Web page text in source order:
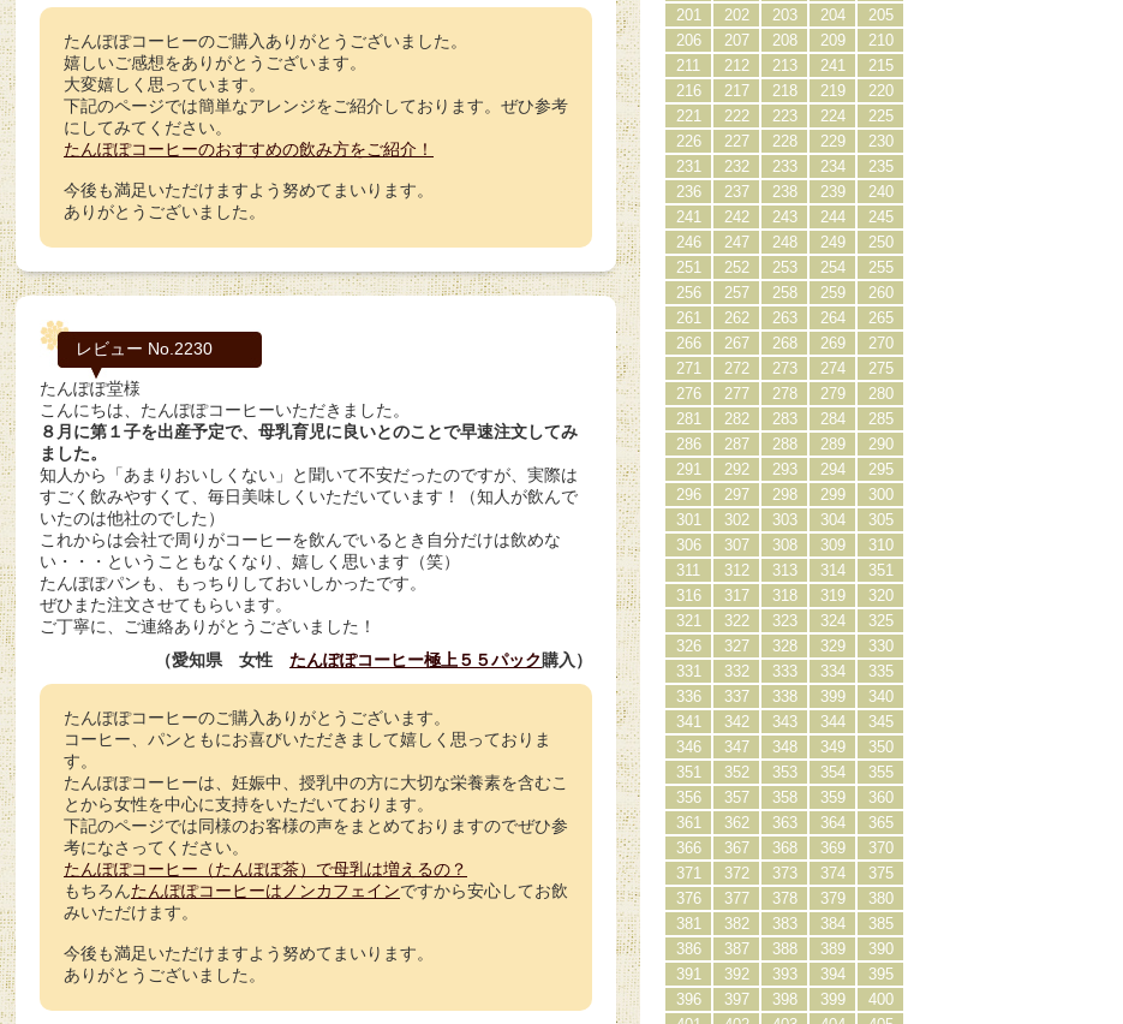
たんぽぽコーヒーのご購入ありがとうございました。
嬉しいご感想をありがとうございます。
大変嬉しく思っています。
下記のページでは簡単なアレンジをご紹介しております。ぜひ参考
にしてみてください。
たんぽぽコーヒーのおすすめの飲み方をご紹介！
今後も満足いただけますよう努めてまいります。
ありがとうございました。
レビュー No.2230
たんぽぽ堂様
こんにちは、たんぽぽコーヒーいただきました。
８月に第１子を出産予定で、母乳育児に良いとのことで早速注文してみ
ました。
知人から「あまりおいしくない」と聞いて不安だったのですが、実際は
すごく飲みやすくて、毎日美味しくいただいています！（知人が飲んで
いたのは他社のでした）
これからは会社で周りがコーヒーを飲んでいるとき自分だけは飲めな
い・・・ということもなくなり、嬉しく思います（笑）
たんぽぽパンも、もっちりしておいしかったです。
ぜひまた注文させてもらいます。
ご丁寧に、ご連絡ありがとうございました！
（愛知県 女性 たんぽぽコーヒー極上５５パック 購入）
たんぽぽコーヒーのご購入ありがとうございます。
コーヒー、パンともにお喜びいただきまして嬉しく思っておりま
す。
たんぽぽコーヒーは、妊娠中、授乳中の方に大切な栄養素を含むこ
とから女性を中心に支持をいただいております。
下記のページでは同様のお客様の声をまとめておりますのでぜひ参
考になさってください。
たんぽぽコーヒー（たんぽぽ茶）で母乳は増えるの？
もちろんたんぽぽコーヒーはノンカフェインですから安心してお飲
みいただけます。
今後も満足いただけますよう努めてまいります。
ありがとうございました。
201
202 203 204
205
206
207 208 209
210
211
212 213 241
215
216
217 218 219
220
221
222 223 224
225
226
227 228 229
230
231
232 233 234
235
236
237 238 239
240
241
242 243 244
245
246
247 248 249
250
251
252 253 254
255
256
257 258 259
260
261
262 263 264
265
266
267 268 269
270
271
272 273 274
275
276
277 278 279
280
281
282 283 284
285
286
287 288 289
290
291
292 293 294
295
296
297 298 299
300
301
302 303 304
305
306
307 308 309
310
311
312 313 314
351
316
317 318 319
320
321
322 323 324
325
326
327 328 329
330
331
332 333 334
335
336
337 338 399
340
341
342 343 344
345
346
347 348 349
350
351
352 353 354
355
356
357 358 359
360
361
362 363 364
365
366
367 368 369
370
371
372 373 374
375
376
377 378 379
380
381
382 383 384
385
386
387 388 389
390
391
392 393 394
395
396
397 398 399
400